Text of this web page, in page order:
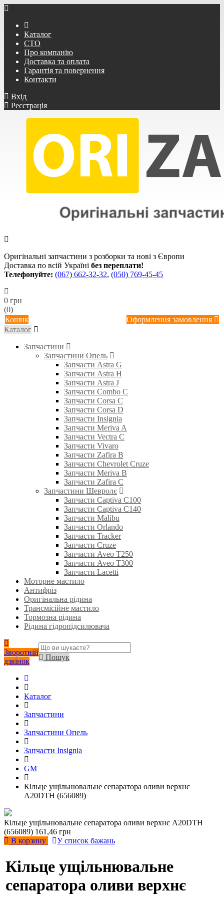
Каталог
СТО
Про компанію
Доставка та оплата
Гарантія та повернення
Контакти
Вхід
Реєстрація
Оригінальні запчастини з розборки та нові з Європи
Доставка по всій Україні без переплати!
Телефонуйте: (067) 662-32-32, (050) 769-45-45
0 грн
(0)
Кошик
Оформлення замовлення
Каталог
Запчастини
Запчастини Опель
Запчасти Astra G
Запчасти Astra H
Запчасти Astra J
Запчасти Combo C
Запчасти Corsa C
Запчасти Corsa D
Запчасти Insignia
Запчасти Meriva A
Запчасти Vectra C
Запчасти Vivaro
Запчасти Zafira B
Запчасти Chevrolet Cruze
Запчасти Meriva B
Запчасти Zafira C
Запчастини Шевролє
Запчасти Captiva C100
Запчасти Captiva C140
Запчасти Malibu
Запчасти Orlando
Запчасти Tracker
Запчасти Cruze
Запчасти Aveo T250
Запчасти Aveo T300
Запчасти Lacetti
Моторне мастило
Антифріз
Оригінальна рідина
Трансмісійне мастило
Тормозна рідина
Рідина гідропідсилювача
Зворотній
дзвінок
Пошук
Каталог
Запчастини
Запчастини Опель
Запчасти Insignia
GM
Кільце ущільнювальне сепаратора оливи верхнє
A20DTH (656089)
Кільце ущільнювальне сепаратора оливи верхнє A20DTH
(656089) 161,46 грн
В корзину
У список бажань
Кільце ущільнювальне
сепаратора оливи верхнє